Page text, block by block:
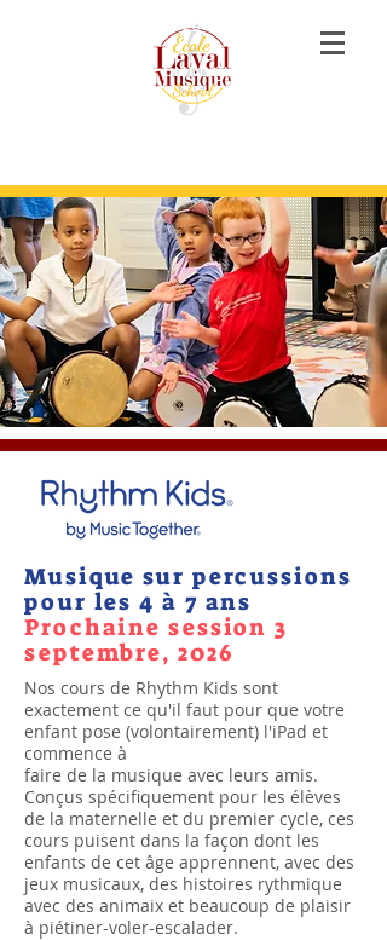
music lessons piano guitar violon voice
cours de musique piano guitare violon
Musique sur percussions
pour les 4 à 7 ans
Prochaine session 3
septembre, 2026
Nos cours de Rhythm Kids sont
exactement ce qu'il faut pour que votre
enfant pose (volontairement) l'iPad et
commence à
faire de la musique avec leurs amis.
Conçus spécifiquement pour les élèves
de la maternelle et du premier cycle, ces
cours puisent dans la façon dont les
enfants de cet âge apprennent, avec des
jeux musicaux, des histoires rythmique
avec des animaix et beaucoup de plaisir
à piétiner-voler-escalader.